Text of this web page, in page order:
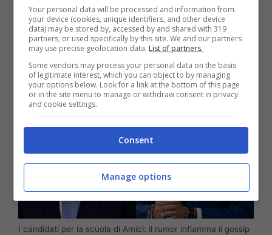
programma. Per questo, Maria De Filippi
potrebbe decidere di puntare sulle sue
certezze piuttosto che sulle novità.
I candidati per la scuola di Amici: il rumor infiamma il gossip
Your personal data will be processed and information from
your device (cookies, unique identifiers, and other device
data) may be stored by, accessed by and shared with 319
partners, or used specifically by this site. We and our partners
may use precise geolocation data. List of partners.
Some vendors may process your personal data on the basis
of legitimate interest, which you can object to by managing
your options below. Look for a link at the bottom of this page
or in the site menu to manage or withdraw consent in privacy
and cookie settings.
Consent
Manage options